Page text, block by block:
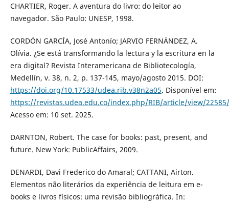
CHARTIER, Roger. A aventura do livro: do leitor ao
navegador. São Paulo: UNESP, 1998.
CORDÓN GARCÍA, José Antonío; JARVIO FERNÁNDEZ, A.
Olívia. ¿Se está transformando la lectura y la escritura en la
era digital? Revista Interamericana de Bibliotecología,
Medellín, v. 38, n. 2, p. 137-145, mayo/agosto 2015. DOI:
https://doi.org/10.17533/udea.rib.v38n2a05. Disponível em:
https://revistas.udea.edu.co/index.php/RIB/article/view/
Acesso em: 10 set. 2025.
DARNTON, Robert. The case for books: past, present, and
future. New York: PublicAffairs, 2009.
DENARDI, Davi Frederico do Amaral; CATTANI, Airton.
Elementos não literários da experiência de leitura em e-
books e livros físicos: uma revisão bibliográfica. In: